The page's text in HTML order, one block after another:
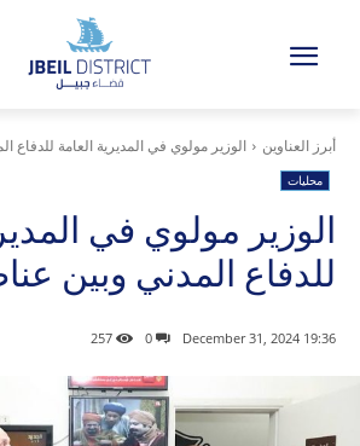
أبرز العناوين الوزير مولوي في المديرية العامة للدفاع
محليات
الوزير مولوي في
للدفاع المدني وبين
19:36 2024 ,December 31
0
257